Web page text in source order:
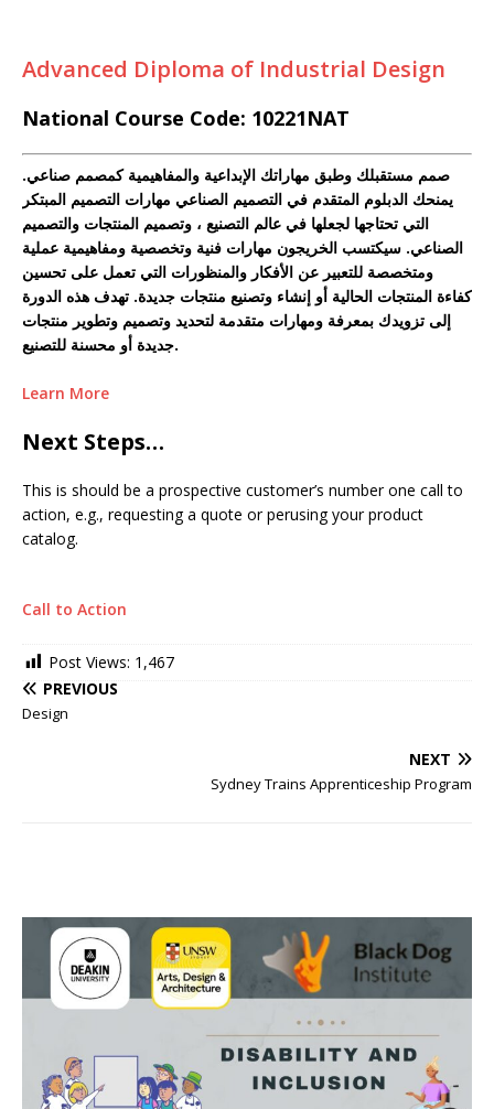
Advanced Diploma of Industrial Design
National Course Code: 10221NAT
صمم مستقبلك وطبق مهاراتك الإبداعية والمفاهيمية كمصمم صناعي.
يمنحك الدبلوم المتقدم في التصميم الصناعي مهارات التصميم المبتكر
التي تحتاجها لجعلها في عالم التصنيع ، وتصميم المنتجات والتصميم
الصناعي. سيكتسب الخريجون مهارات فنية وتخصصية ومفاهيمية عملية
ومتخصصة للتعبير عن الأفكار والمنظورات التي تعمل على تحسين
كفاءة المنتجات الحالية أو إنشاء وتصنيع منتجات جديدة. تهدف هذه الدورة
إلى تزويدك بمعرفة ومهارات متقدمة لتحديد وتصميم وتطوير منتجات
جديدة أو محسنة للتصنيع.
Learn More
Next Steps…
This is should be a prospective customer’s number one call to
action, e.g., requesting a quote or perusing your product
catalog.
Call to Action
Post Views: 1,467
PREVIOUS
Design
NEXT
Sydney Trains Apprenticeship Program